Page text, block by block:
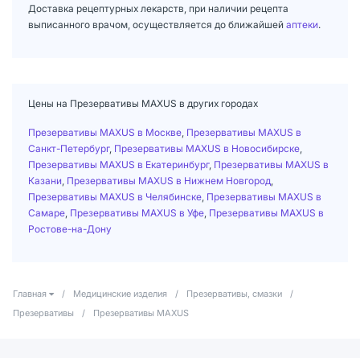
Доставка рецептурных лекарств, при наличии рецепта
выписанного врачом, осуществляется до ближайшей аптеки.
Цены на Презервативы MAXUS в других городах
Презервативы MAXUS в Москве Презервативы MAXUS в
Санкт-Петербург, Презервативы MAXUS в Новосибирске
Презервативы MAXUS в Екатеринбург, Презервативы MAXUS в
Казани Презервативы MAXUS в Нижнем Новгород
Презервативы MAXUS в Челябинске Презервативы MAXUS в
Самаре Презервативы MAXUS в Уфе Презервативы MAXUS в
Ростове-на-Дону
Главная / Медицинские изделия / Презервативы, смазки
/
Презервативы
/ Презервативы MAXUS